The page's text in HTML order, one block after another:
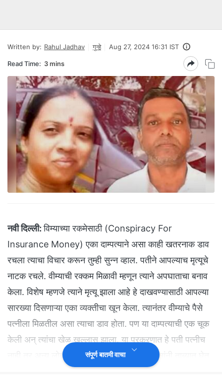
Written by: Rahul Jadhav गुन्हे Aug 27, 2024 16:31 IST
Read Time: 3 mins
नवी दिल्ली: विम्याच्या रकमेसाठी (Conspiracy For
Insurance Money) एका दाम्पत्याने असा काही खतरनाक डाव
रचला त्याचा विचार करून तुम्ही सुन्न व्हाल. पतीने आपल्याच मृत्यूचे
नाटक रचले. वीम्याची रक्कम मिळावी म्हणून त्याने अपघाताचा बनाव
केला. विशेष म्हणजे त्याने मृत्यू झाला आहे हे दाखवण्यासाठी आपल्या
सारख्या दिसणाऱ्या एका व्यक्तीचा खून केला. त्यानंतर वीम्याचे पैसे
पत्नीला मिळतील असा त्याचा डाव होता. पण या दाम्पत्याची एक चूक
केली अन् त्यांचा खेळ खल्लास झाला. या प्रकरणात हे पती पत्नीच
नाही तर अन्य लोकही सहभागी होते. त्यांनाही पोलीसांनी ताब्यात घेत
या संपुर्ण प्रकरणाता पर्दाफाश केला आहे.
संपूर्ण बातमी वाचा